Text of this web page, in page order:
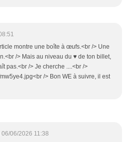
montre une boîte à œufs.<br /> Une
/> Mais au niveau du ♥ de ton billet,
pas.<br /> Je cherche ....<br />
/> Bon WE à suivre, il est
06/06/2026 11:38